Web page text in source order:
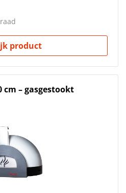
product
cm – gasgestookt